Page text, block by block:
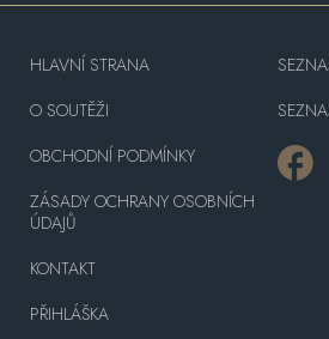
HLAVNÍ STRANA
O SOUTĚŽI
OBCHODNÍ PODMÍNKY
ZÁSADY OCHRANY OSOBNÍCH
ÚDAJŮ
KONTAKT
PŘIHLÁŠKA